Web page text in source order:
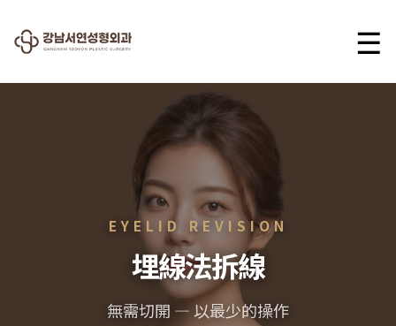
☰
EYELID REVISION
埋線法拆線
無需切開 — 以最少的操作